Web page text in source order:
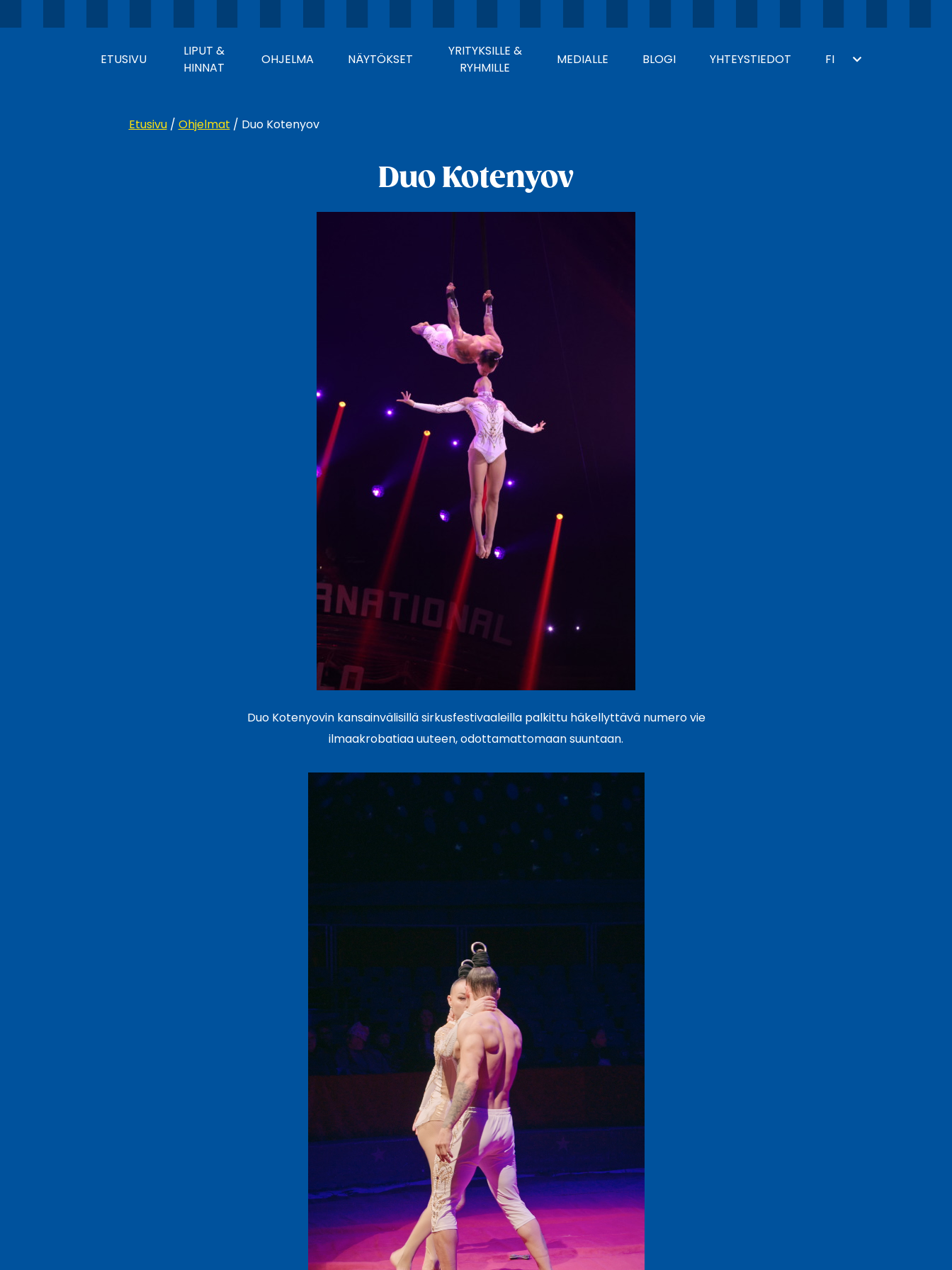
ETUSIVU
LIPUT &
HINNAT
OHJELMA NÄYTÖKSET
YRITYKSILLE &
RYHMILLE
MEDIALLE BLOGI YHTEYSTIEDOT FI
Toggle
Etusivu/ Ohjelmat / Duo Kotenyov
Duo Kotenyov
Duo Kotenyovin kansainvälisillä sirkusfestivaaleilla palkittu häkellyttävä numero vie
ilmaakrobatiaa uuteen, odottamattomaan suuntaan.